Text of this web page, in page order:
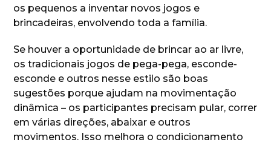
os pequenos a inventar novos jogos e
brincadeiras, envolvendo toda a família.
Se houver a oportunidade de brincar ao ar livre,
os tradicionais jogos de pega-pega, esconde-
esconde e outros nesse estilo são boas
sugestões porque ajudam na movimentação
dinâmica – os participantes precisam pular, correr
em várias direções, abaixar e outros
movimentos. Isso melhora o condicionamento